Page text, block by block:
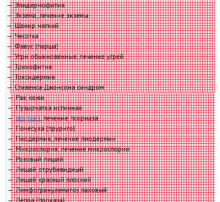
Эпидермофития
Экзема, лечение экземы
Шанкр мягкий
Чесотка
Фавус (парша)
Угри обыкновенные, лечение угрей
Трихофития
Токсидермия
Стивенса-Джонсона синдром
Рак кожи
Пузырчатка истинная
псориаз, лечение псориаза
Почесуха (пруриго)
Пиодермия, лечение пиодермии
Микроспория, лечение микроспории
Розовый лишай
Лишай отрубевидный
Лишай красный плоский
Лимфогранулематоз паховый
Лепра (проказа)